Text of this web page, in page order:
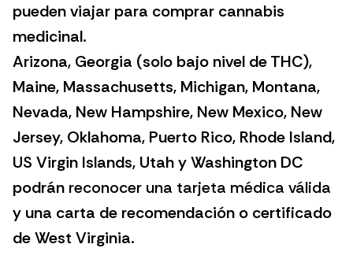
pueden viajar para comprar cannabis
medicinal.
Arizona, Georgia (solo bajo nivel de THC),
Maine, Massachusetts, Michigan, Montana,
Nevada, New Hampshire, New Mexico, New
Jersey, Oklahoma, Puerto Rico, Rhode Island,
US Virgin Islands, Utah y Washington DC
podrán reconocer una tarjeta médica válida
y una carta de recomendación o certificado
de West Virginia.